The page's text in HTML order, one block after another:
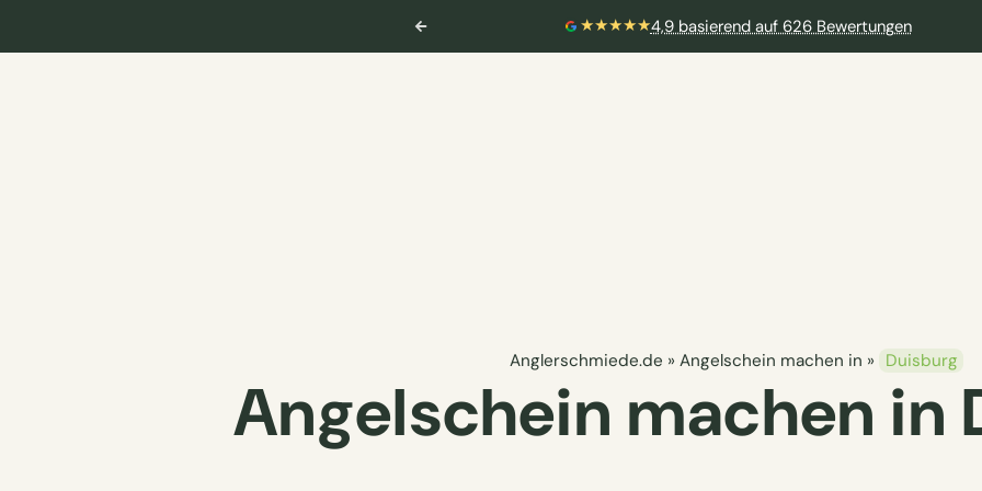
★★★★★4,9 basierend auf 626 Bewertungen
Anglerschmiede.de » Angelschein machen in » Duisburg
Angelschein machen in